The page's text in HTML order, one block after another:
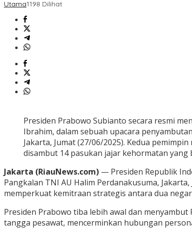
Utama1198 Dilihat
Presiden Prabowo Subianto secara resmi
Ibrahim, dalam sebuah upacara
Jakarta, Jumat (27/06/2025). Kedua
disambut 14 pasukan jajar kehormatan yang
Jakarta (RiauNews.com) — Presiden Republik
Pangkalan TNI AU Halim Perdanakusuma,
memperkuat kemitraan strategis antara dua
Presiden Prabowo tiba lebih awal dan
tangga pesawat, mencerminkan hubungan